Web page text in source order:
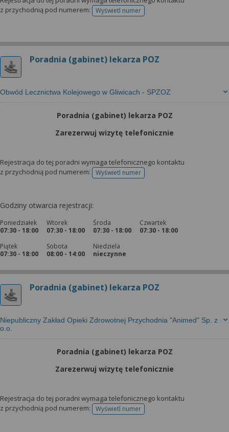
z przychodnią pod numerem:
Wyświetl numertelefonu do rejestracji
Poradnia (gabinet) lekarza POZ
Obwód Lecznictwa Kolejowego w Gliwicach - SPZOZ
Poradnia (gabinet) lekarza POZ
Zarezerwuj wizytę telefonicznie
Rejestracja do tej poradni wymaga telefonicznego kontaktu
z przychodnią pod numerem:
Wyświetl numertelefonu do rejestracji
Godziny otwarcia rejestracji:
Poniedziałek
07:30 - 18:00
Wtorek
07:30 - 18:00
Środa
07:30 - 18:00
Czwartek
07:30 - 18:00
Piątek
07:30 - 18:00
Sobota
08:00 - 14:00
Niedziela
nieczynne
Poradnia (gabinet) lekarza POZ
Niepubliczny Zakład Opieki Zdrowotnej Przychodnia "Animed" Sp. z
o.o.
Poradnia (gabinet) lekarza POZ
Zarezerwuj wizytę telefonicznie
Rejestracja do tej poradni wymaga telefonicznego kontaktu
z przychodnią pod numerem:
Wyświetl numertelefonu do rejestracji